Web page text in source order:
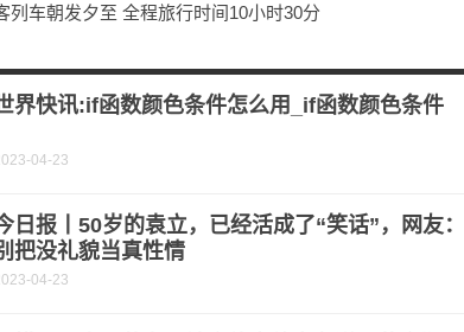
列车朝发夕至 全程旅行时间10小时30分
界快讯:if函数颜色条件怎么用_if函数颜色条件
04-23
日报丨50岁的袁立，已经活成了“笑话”，网友：
把没礼貌当真性情
04-23